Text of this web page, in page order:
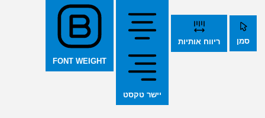
סמן ריווח אותיות
יישר טקסט
FONT WEIGHT